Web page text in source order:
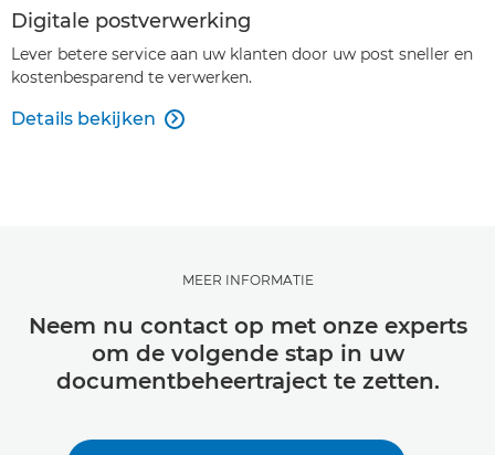
Digitale postverwerking
Lever betere service aan uw klanten door uw post sneller en
kostenbesparend te verwerken.
Details bekijken 
MEER INFORMATIE
Neem nu contact op met onze experts
om de volgende stap in uw
documentbeheertraject te zetten.